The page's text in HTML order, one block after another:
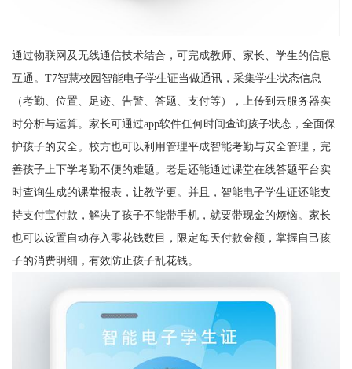
通过物联网及无线通信技术结合，可完成教师、家长、学生的信息
互通。T7智慧校园智能电子学生证当做通讯，采集学生状态信息
（考勤、位置、足迹、告警、答题、支付等），上传到云服务器实
时分析与运算。家长可通过app软件任何时间查询孩子状态，全面保
护孩子的安全。校方也可以利用管理平成智能考勤与安全管理，完
善孩子上下学考勤不便的难题。老是还能通过课堂在线答题平台实
时查询生成的课堂报表，让教学更。并且，智能电子学生证还能支
持支付宝付款，解决了孩子不能带手机，就要带现金的烦恼。家长
也可以设置自动存入零花钱数目，限定每天付款金额，掌握自己孩
子的消费明细，有效防止孩子乱花钱。